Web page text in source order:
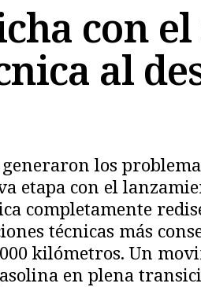
con
al
los
etapa con el
completamente
técnicas más
kilómetros. Un
en plena
Copiar